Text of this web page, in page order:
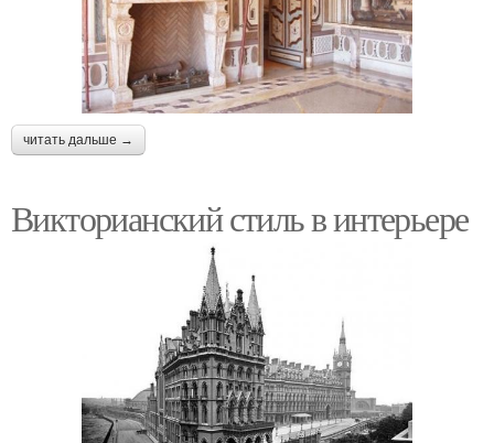
читать дальше →
Викторианский стиль в интерьере